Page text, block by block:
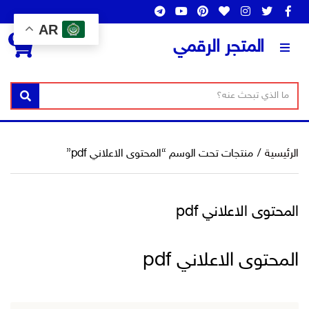
المتجر الرقمي
س
ا
ص
ن
ف
ص
ا
ب
ح
بحث
0
الرئيسية / منتجات تحت الوسم “المحتوى الاعلاني pdf”
المحتوى الاعلاني pdf
المحتوى الاعلاني pdf
AR